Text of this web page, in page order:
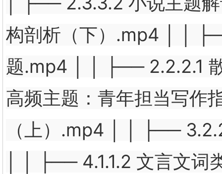
构剖析（下）.mp4 │ │
题.mp4 │ │ ├── 2.2.2.1
高频主题：青年担当写作
（上）.mp4 │ │ ├──
│ │ ├── 4.1.1.2 文言文